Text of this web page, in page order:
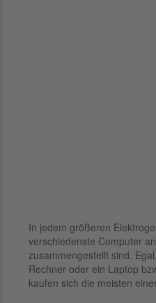
In jedem größeren
verschiedenste Computer
zusammengestellt sind.
Rechner oder ein Laptop
kaufen sich die meisten